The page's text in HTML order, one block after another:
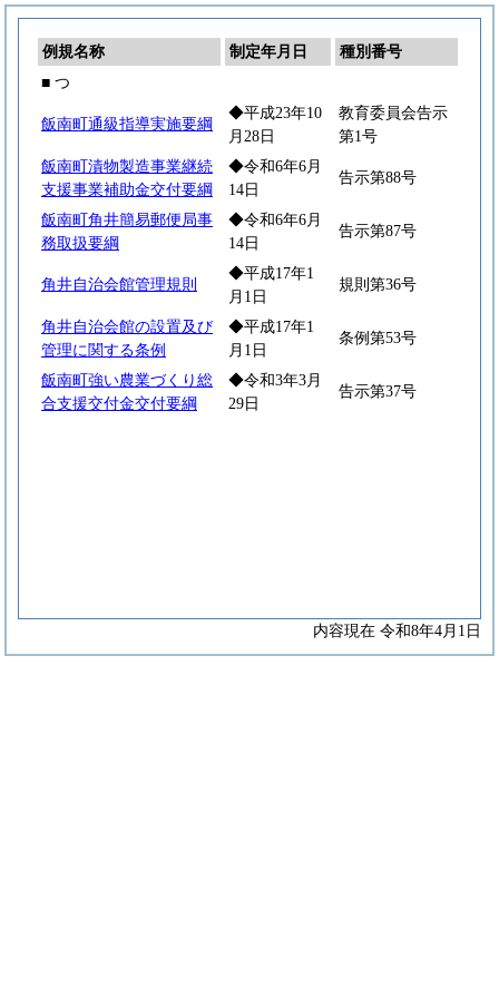
例規名称 制定年月日
種別番号
■ つ
飯南町通級指導実施要綱
◆平成23年10
月28日
教育委員会告示
第1号
飯南町漬物製造事業継続
支援事業補助金交付要綱
◆令和6年6月
14日
告示第88号
飯南町角井簡易郵便局事
務取扱要綱
◆令和6年6月
14日
告示第87号
角井自治会館管理規則
◆平成17年1
月1日
規則第36号
角井自治会館の設置及び
管理に関する条例
◆平成17年1
月1日
条例第53号
飯南町強い農業づくり総
合支援交付金交付要綱
◆令和3年3月
29日
告示第37号
内容現在 令和8年4月1日